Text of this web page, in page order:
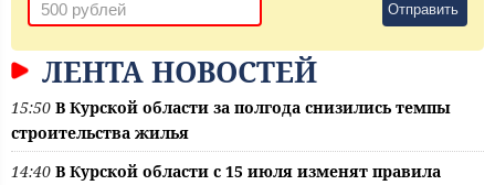
Отправить
ЛЕНТА НОВОСТЕЙ
15:50 В Курской области за полгода снизились темпы
строительства жилья
14:40 В Курской области с 15 июля изменят правила